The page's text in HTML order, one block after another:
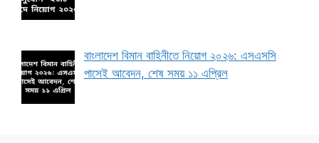
বাংলাদেশ বিমান বাহিনীতে নিয়োগ ২০২৬: এসএসসি
পাসেই আবেদন, শেষ সময় ১১ এপ্রিল